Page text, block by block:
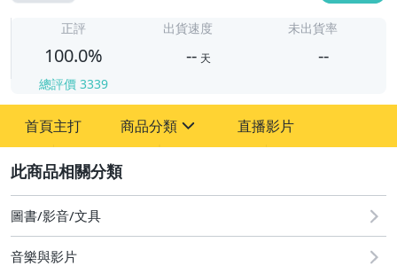
正評
100.0%
總評價 3339
出貨速度
-- 天
未出貨率
--
首頁主打 商品分類
圖書/影音/文具
玩具、模型與公仔
直播影片
圖書/影音/文具
音樂與影片